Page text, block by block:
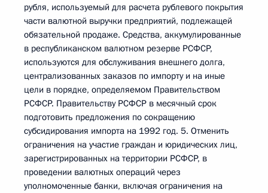
рубля, используемый для расчета рублевого покрытия
части валютной выручки предприятий, подлежащей
обязательной продаже. Средства, аккумулированные
в республиканском валютном резерве РСФСР,
используются для обслуживания внешнего долга,
централизованных заказов по импорту и на иные
цели в порядке, определяемом Правительством
РСФСР. Правительству РСФСР в месячный срок
подготовить предложения по сокращению
субсидирования импорта на 1992 год. 5. Отменить
ограничения на участие граждан и юридических лиц,
зарегистрированных на территории РСФСР, в
проведении валютных операций через
уполномоченные банки, включая ограничения на